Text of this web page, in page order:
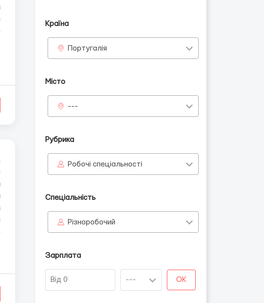
Країна
Португалія
Місто
---
Рубрика
Робочі спеціальності
Спеціальність
Різноробочий
Зарплата
OK